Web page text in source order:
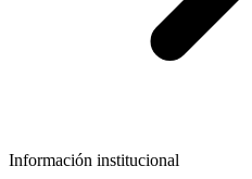
Información institucional